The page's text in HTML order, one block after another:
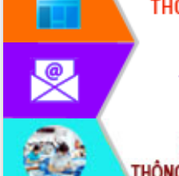
Xây dựng nền hành chính số đồng
hành cùng nông dân dân, doanh nghiệp
Giai đoạn 2026-2030, Đắk Lắk phấn
đấu có 77% xã đạt chuẩn nông thôn
mới
Chuyển đổi số 'mở đường' cho nông
nghiệp Đắk Lắk tăng trưởng bứt phá
Triển khai đồng bộ đo đạc, lập hồ sơ
địa chính, hoàn thiện cơ sở dữ liệu đất
đai